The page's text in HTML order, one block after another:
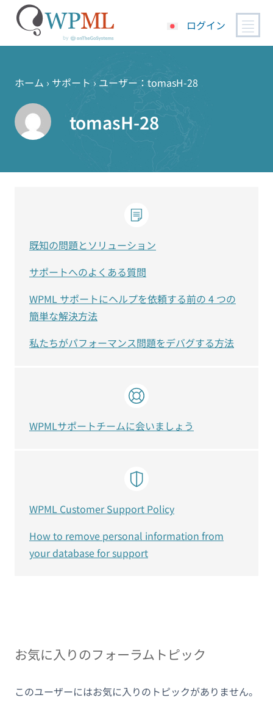
ッ
ログイン
ホーム › サポート › ユーザー：tomasH-28
tomasH-28
お気に入りのフォーラムトピック
このユーザーにはお気に入りのトピックがありません。
既知の問題とソリューション
サポートへのよくある質問
WPML サポートにヘルプを依頼する前の 4 つの
簡単な解決方法
私たちがパフォーマンス問題をデバグする方法
WPMLサポートチームに会いましょう
WPML Customer Support Policy
How to remove personal information from
your database for support